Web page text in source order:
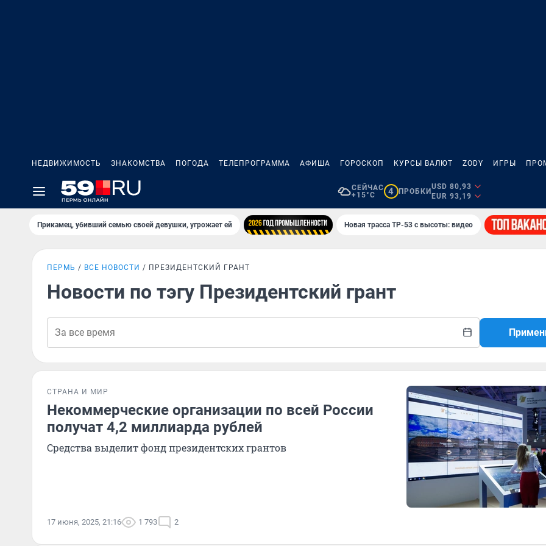
НЕДВИЖИМОСТЬ ЗНАКОМСТВА ПОГОДА ТЕЛЕПРОГРАММА АФИША ГОРОСКОП КУРСЫ ВАЛЮТ ZODY ИГРЫ
СЕЙЧАС
+15°C
4 ПРОБКИ
USD 80,93
EUR 93,19
Прикамец, убивший семью своей девушки, угрожает ей Новая трасса ТР-53 с высоты: видео
ПЕРМЬ ВСЕ НОВОСТИ ПРЕЗИДЕНТСКИЙ ГРАНТ
Новости по тэгу Президентский грант
СТРАНА И МИР
Некоммерческие организации по всей России
получат 4,2 миллиарда рублей
Средства выделит фонд президентских грантов
17 июня, 2025, 21:16 1 793 2